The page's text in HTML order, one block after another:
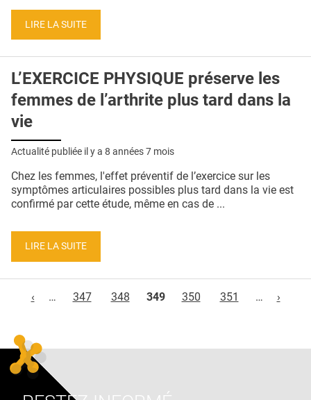
LIRE LA SUITE
L’EXERCICE PHYSIQUE préserve les
femmes de l’arthrite plus tard dans la
vie
Actualité publiée il y a 8 années 7 mois
Chez les femmes, l'effet préventif de l’exercice sur les
symptômes articulaires possibles plus tard dans la vie est
confirmé par cette étude, même en cas de ...
LIRE LA SUITE
‹
… 347 348 349 350 351 … ›